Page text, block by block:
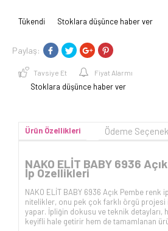
Tükendi Stoklara düşünce haber ver
Paylaş:
Tavsiye Et Fiyat Alarmı
Stoklara düşünce haber ver
Ürün Özellikleri Ödeme
NAKO ELİT BABY 6936
İp Özellikleri
NAKO ELİT BABY 6936 Açık Pembe renk
nitelikler, onu pek çok farklı örgü
yapar. İpliğin dokusu ve teknik detayları,
keyifli hale getirir hem de tamamlanan